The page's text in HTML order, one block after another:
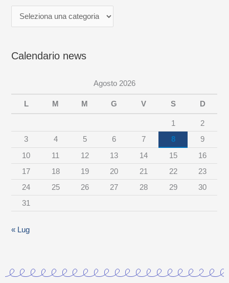
n
w
r
c
i
Calendario news
Agosto 2026
L M M G V S D
1
2
3
4 5 6 7 8
9
10
11 12 13 14 15
16
17
18 19 20 21 22
23
24
25 26 27 28 29
30
31
« Lug